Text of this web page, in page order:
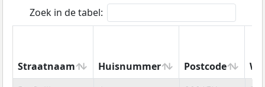
Zoek in de tabel:
Straatnaam Huisnummer Postcode